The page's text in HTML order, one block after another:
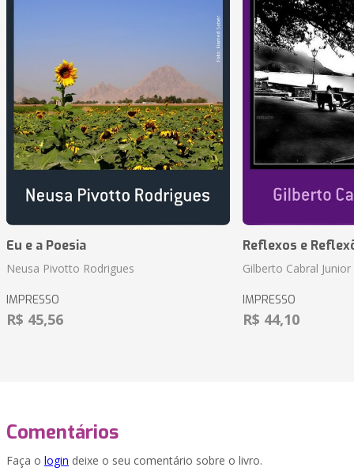
Eu e a Poesia
Neusa Pivotto Rodrigues
IMPRESSO
R$ 45,56
Reflexos e
Gilberto Cabral Junior
IMPRESSO
R$ 44,10
Comentários
Faça o login deixe o seu comentário sobre o livro.